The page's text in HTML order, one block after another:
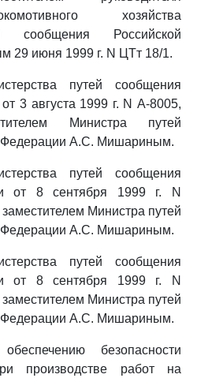
хозяйства
сообщения Российской
29 июня 1999 г. N ЦТт 18/1.
путей сообщения
3 августа 1999 г. N А-8005,
Министра путей
Федерации А.С. Мишариным.
путей сообщения
от 8 сентября 1999 г. N
Министра путей
Федерации А.С. Мишариным.
путей сообщения
от 8 сентября 1999 г. N
Министра путей
Федерации А.С. Мишариным.
безопасности
производстве работ на